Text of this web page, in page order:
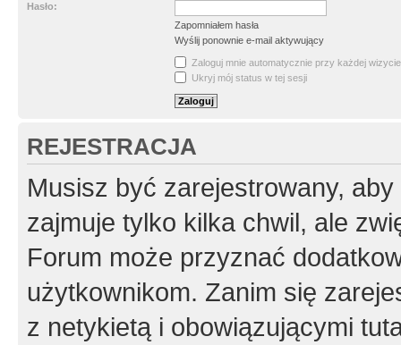
Hasło:
Zapomniałem hasła
Wyślij ponownie e-mail aktywujący
Zaloguj mnie automatycznie przy każdej wizycie
Ukryj mój status w tej sesji
REJESTRACJA
Musisz być zarejestrowany,
zajmuje tylko kilka chwil, ale
Forum może przyznać
użytkownikom. Zanim się
z netykietą i obowiązującymi